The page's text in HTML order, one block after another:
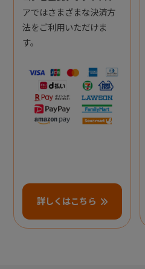
アではさまざまな決済方
法をご利用いただけま
す。
詳しくはこちら